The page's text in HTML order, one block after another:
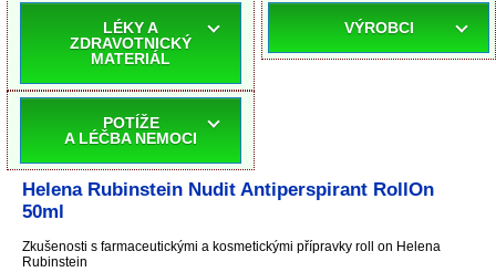
LÉKY A
ZDRAVOTNICKÝ
MATERIÁL
POTÍŽE
A LÉČBA NEMOCI
VÝROBCI
Helena Rubinstein Nudit Antiperspirant RollOn
50ml
Zkušenosti s farmaceutickými a kosmetickými přípravky roll on Helena
Rubinstein